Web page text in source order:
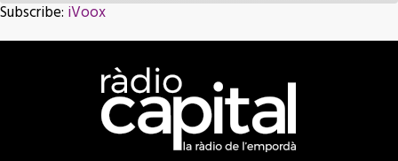
iVoox
SHARE
Subscribe: iVoox